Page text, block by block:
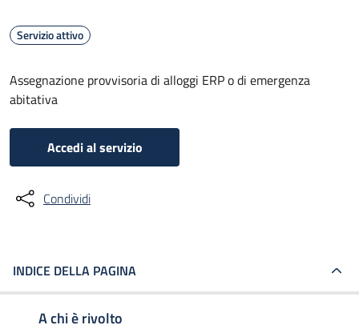
Servizio attivo
Assegnazione provvisoria di alloggi ERP o di emergenza
abitativa
Accedi al servizio
Condividi
INDICE DELLA PAGINA
A chi è rivolto